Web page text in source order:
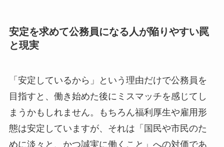
安定を求めて公務員になる人が陥りやすい罠
と現実
「安定しているから」という理由だけで公務員を
目指すと、働き始めた後にミスマッチを感じてし
まうかもしれません。もちろん福利厚生や雇用形
態は安定していますが、それは「国民や市民のた
めに淡々と、かつ誠実に働くこと」への対価であ